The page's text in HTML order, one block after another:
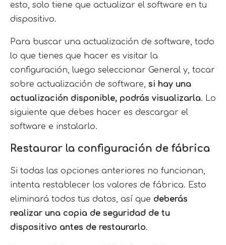
esto, solo tiene que actualizar el software en tu
dispositivo.
Para buscar una actualización de software, todo
lo que tienes que hacer es visitar la
configuración, luego seleccionar General y, tocar
sobre actualización de software, si hay una
actualización disponible, podrás visualizarla. Lo
siguiente que debes hacer es descargar el
software e instalarlo.
Restaurar la configuración de fábrica
Si todas las opciones anteriores no funcionan,
intenta restablecer los valores de fábrica. Esto
eliminará todos tus datos, así que deberás
realizar una copia de seguridad de tu
dispositivo antes de restaurarlo.